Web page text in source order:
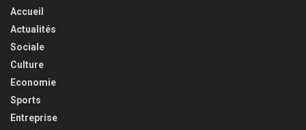
Accueil
Actualités
Sociale
Culture
Economie
Sports
Entreprise